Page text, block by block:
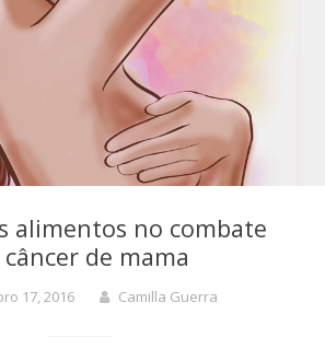
alimentos no combate
câncer de mama
17, 2016 Camilla Guerra